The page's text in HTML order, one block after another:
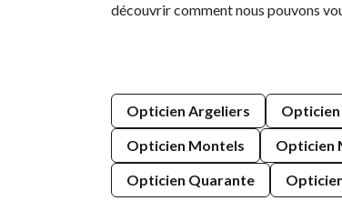
découvrir comment nous pouvons
Opticien Argeliers
Opticien Montels
Opticien
Opticien Quarante